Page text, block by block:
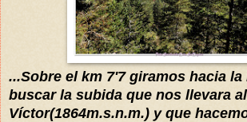
...Sobre el km 7'7 giramos hacia
buscar la subida que nos llevara
Víctor(1864m.s.n.m.) y que